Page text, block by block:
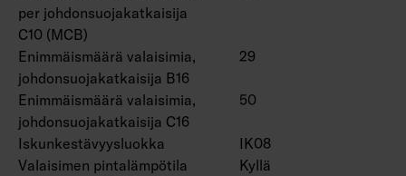
per johdonsuojakatkaisija
C10 (MCB)
Enimmäismäärä valaisimia,
johdonsuojakatkaisija B16
29
Enimmäismäärä valaisimia,
johdonsuojakatkaisija C16
50
Iskunkestävyysluokka
IK08
Valaisimen pintalämpötila
Kyllä